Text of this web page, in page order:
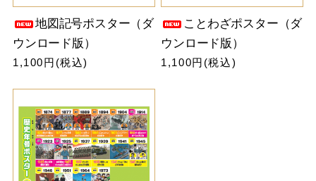
地図記号ポスター（ダ
ウンロード版）
1,100円(税込)
ことわざポスター（ダ
ウンロード版）
1,100円(税込)